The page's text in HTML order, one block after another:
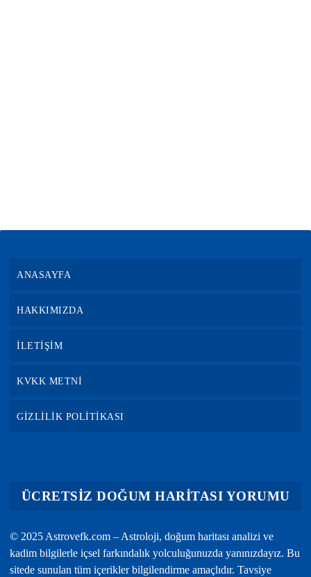
ANASAYFA
HAKKIMIZDA
İLETİŞİM
KVKK METNİ
GİZLİLİK POLİTİKASI
ÜCRETSİZ DOĞUM HARİTASI YORUMU
© 2025 Astrovefk.com – Astroloji, doğum haritası analizi ve
kadim bilgilerle içsel farkındalık yolculuğunuzda yanınızdayız. Bu
sitede sunulan tüm içerikler bilgilendirme amaçlıdır. Tavsiye